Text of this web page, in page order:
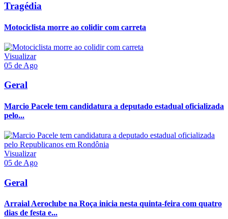
Tragédia
Motociclista morre ao colidir com carreta
Visualizar
05 de Ago
Geral
Marcio Pacele tem candidatura a deputado estadual oficializada
pelo...
Visualizar
05 de Ago
Geral
Arraial Aeroclube na Roça inicia nesta quinta-feira com quatro
dias de festa e...